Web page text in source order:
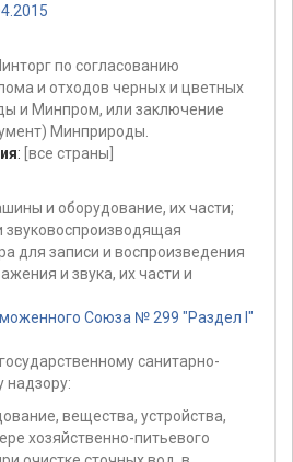
по согласованию
и отходов черных и цветных
и Минпром, или заключение
Минприроды.
: [все страны]
и оборудование, их части;
для записи и воспроизведения
и звука, их части и
Союза № 299 "Раздел I"
санитарно-
надзору:
вещества, устройства,
хозяйственно-питьевого